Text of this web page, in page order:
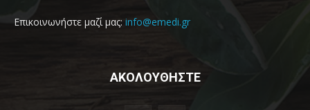
Επικοινωνήστε μαζί μας: info@emedi.gr
ΑΚΟΛΟΥΘΗΣΤΕ